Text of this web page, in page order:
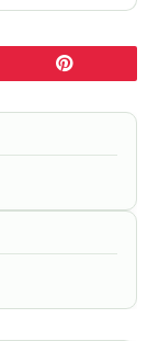
Pinterest